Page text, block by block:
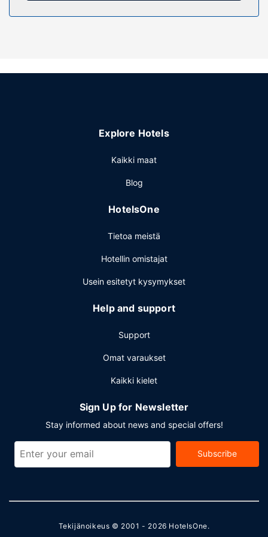
internetyhteys. Tämän hotellin palveluihin kuuluu muun
Käytössäsi on kuivapesula-/pesulapalvelut, ympäri
matkatavarasäilytys. Palveluihin kuuluu ilmainen
Explore Hotels
Kaikki maat
Blog
HotelsOne
Tietoa meistä
Hotellin omistajat
Usein esitetyt kysymykset
Help and support
Support
Omat varaukset
Kaikki kielet
Sign Up for Newsletter
Stay informed about news and special offers!
Subscribe
Tekijänoikeus © 2001 - 2026 HotelsOne.